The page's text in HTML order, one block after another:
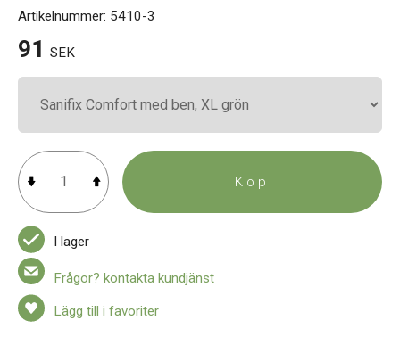
Artikelnummer: 5410-3
91 SEK
Köp
I lager
Frågor? kontakta kundjänst
Lägg till i favoriter